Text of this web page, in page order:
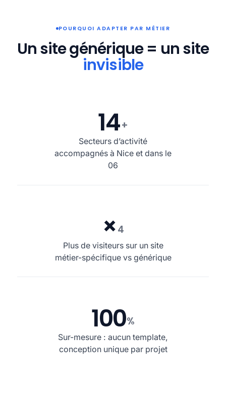
POURQUOI ADAPTER PAR MÉTIER
Un site générique = un site
invisible
14+
Secteurs d’activité
accompagnés à Nice et dans le
06
×4
Plus de visiteurs sur un site
métier-spécifique vs générique
100%
Sur-mesure : aucun template,
conception unique par projet